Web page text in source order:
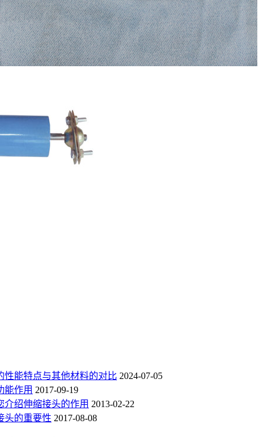
性能特点与其他材料的对比 2024-07-05
能作用 2017-09-19
介绍伸缩接头的作用 2013-02-22
头的重要性 2017-08-08